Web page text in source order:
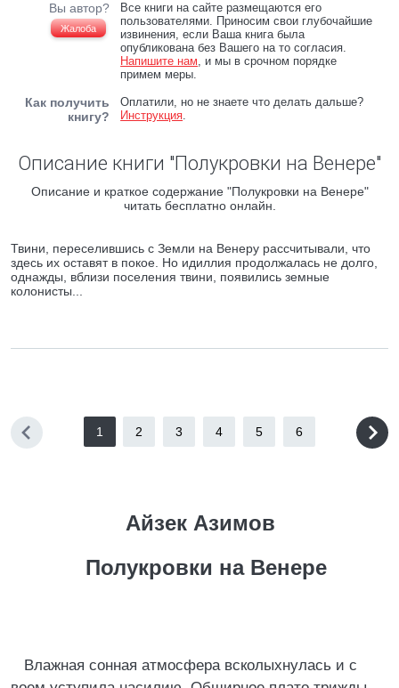
Вы автор?
Жалоба
Все книги на сайте размещаются его
пользователями. Приносим свои глубочайшие
извинения, если Ваша книга была
опубликована без Вашего на то согласия.
Напишите нам, и мы в срочном порядке
примем меры.
Как получить
книгу?
Оплатили, но не знаете что делать дальше?
Инструкция.
Описание книги "Полукровки на Венере"
Описание и краткое содержание "Полукровки на Венере"
читать бесплатно онлайн.
Твини, переселившись с Земли на Венеру рассчитывали, что
здесь их оставят в покое. Но идиллия продолжалась не долго,
однажды, вблизи поселения твини, появились земные
колонисты...
1 2 3 4 5 6
Айзек Азимов
Полукровки на Венере
Влажная сонная атмосфера всколыхнулась и с